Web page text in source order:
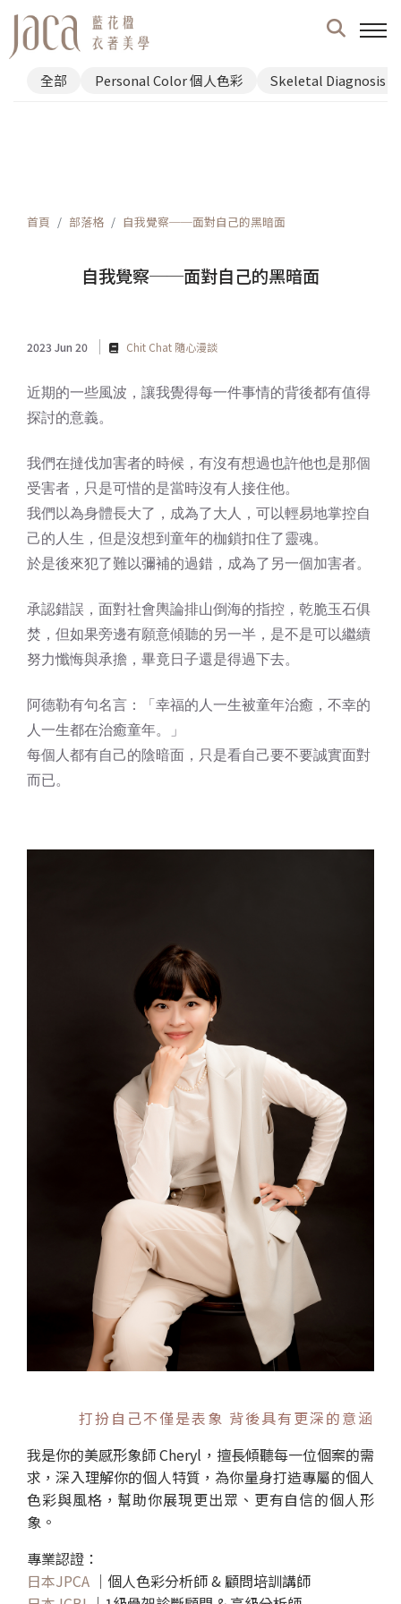
全部 Personal Color 個人色彩 Skeletal Diagnosis
首頁 部落格 自我覺察──面對自己的黑暗面
自我覺察──面對自己的黑暗面
2023 Jun 20 Chit Chat 隨心漫談
近期的一些風波，讓我覺得每一件事情的背後都有值得
探討的意義。
我們在撻伐加害者的時候，有沒有想過也許他也是那個
受害者，只是可惜的是當時沒有人接住他。
我們以為身體長大了，成為了大人，可以輕易地掌控自
己的人生，但是沒想到童年的枷鎖扣住了靈魂。
於是後來犯了難以彌補的過錯，成為了另一個加害者。
承認錯誤，面對社會輿論排山倒海的指控，乾脆玉石俱
焚，但如果旁邊有願意傾聽的另一半，是不是可以繼續
努力懺悔與承擔，畢竟日子還是得過下去。
阿德勒有句名言：「幸福的人一生被童年治癒，不幸的
人一生都在治癒童年。」
每個人都有自己的陰暗面，只是看自己要不要誠實面對
而已。
打扮自己不僅是表象 背後具有更深的意涵
我是你的美感形象師 Cheryl，擅長傾聽每一位個案的需
求，深入理解你的個人特質，為你量身打造專屬的個人
色彩與風格，幫助你展現更出眾、更有自信的個人形
象。
專業認證：
日本JPCA ｜個人色彩分析師 & 顧問培訓講師